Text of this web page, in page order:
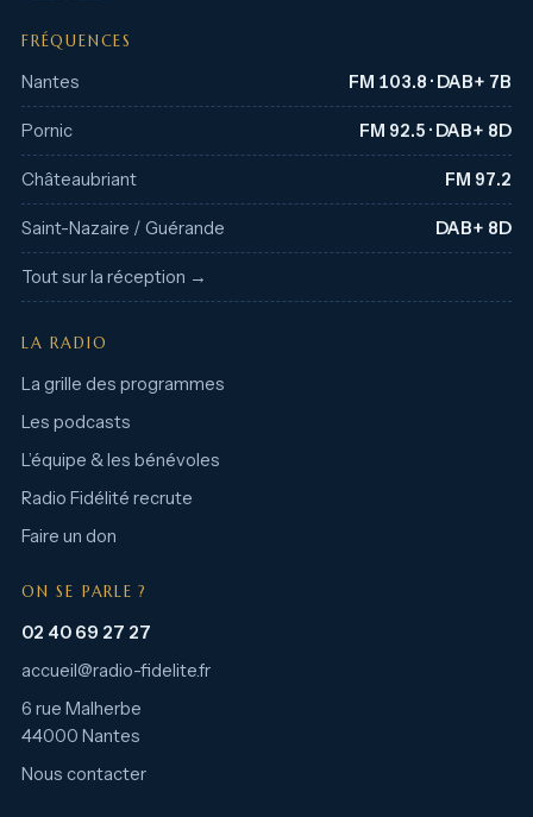
FRÉQUENCES
Nantes FM 103.8 · DAB+ 7B
Pornic FM 92.5 · DAB+ 8D
Châteaubriant FM 97.2
Saint-Nazaire / Guérande DAB+ 8D
Tout sur la réception →
LA RADIO
La grille des programmes
Les podcasts
L’équipe & les bénévoles
Radio Fidélité recrute
Faire un don
ON SE PARLE ?
02 40 69 27 27
accueil@radio-fidelite.fr
6 rue Malherbe
44000 Nantes
Nous contacter